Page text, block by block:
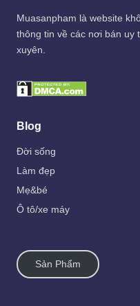
Muasanpham là website
thông tin về các nơi bán uy
xuyên.
Blog
Đời sống
Làm đẹp
Mẹ&bé
Ô tô/xe máy
Sản Phẩm